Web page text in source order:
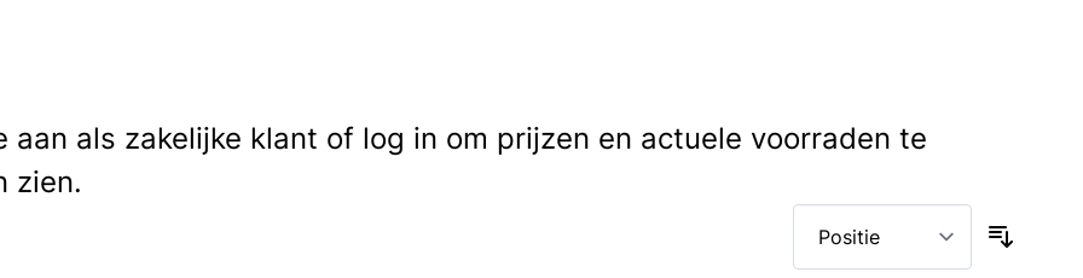
aan als zakelijke klant of log in om prijzen en actuele voorraden te
zien.